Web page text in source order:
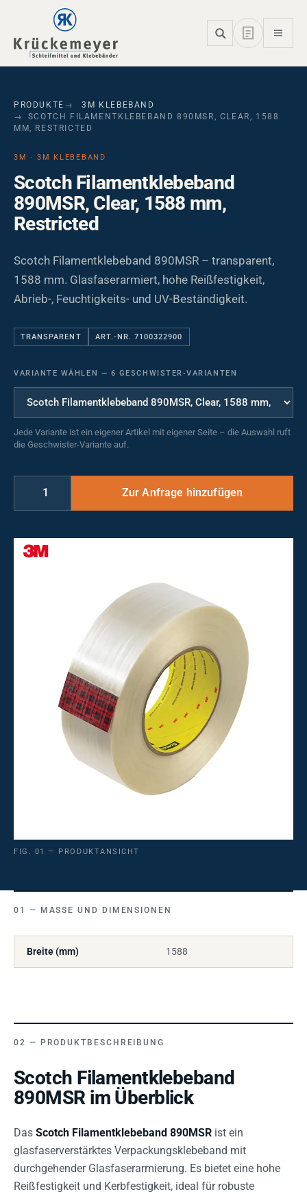
Skip to main navigation
Skip to main content
Skip to page footer
PRODUKTE
3M KLEBEBAND
SCOTCH FILAMENTKLEBEBAND 890MSR, CLEAR, 1588
MM, RESTRICTED
3M · 3M KLEBEBAND
Scotch Filamentklebeband
890MSR, Clear, 1588 mm,
Restricted
Scotch Filamentklebeband 890MSR – transparent,
1588 mm. Glasfaserarmiert, hohe Reißfestigkeit,
Abrieb-, Feuchtigkeits- und UV-Beständigkeit.
TRANSPARENT ART.-NR. 7100322900
VARIANTE WÄHLEN — 6 GESCHWISTER-VARIANTEN
Jede Variante ist ein eigener Artikel mit eigener Seite – die Auswahl ruft
die Geschwister-Variante auf.
FIG. 01 — PRODUKTANSICHT
MASSE UND DIMENSIONEN
Breite (mm) 1588
PRODUKTBESCHREIBUNG
Scotch Filamentklebeband
890MSR im Überblick
Das Scotch Filamentklebeband 890MSR ist ein
glasfaserverstärktes Verpackungsklebeband mit
durchgehender Glasfaserarmierung. Es bietet eine hohe
Reißfestigkeit und Kerbfestigkeit, ideal für robuste